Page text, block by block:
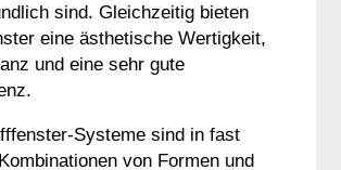
sind. Gleichzeitig bieten
eine ästhetische Wertigkeit,
und eine sehr gute
Systeme sind in fast
von Formen und